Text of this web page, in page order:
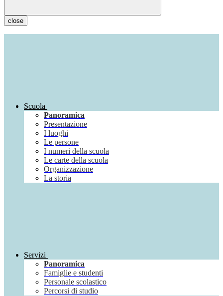
close
Scuola
Panoramica
Presentazione
I luoghi
Le persone
I numeri della scuola
Le carte della scuola
Organizzazione
La storia
Servizi
Panoramica
Famiglie e studenti
Personale scolastico
Percorsi di studio